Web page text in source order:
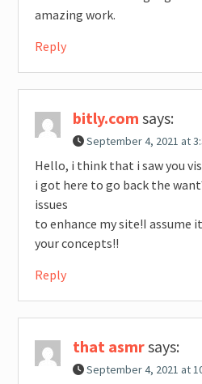
amazing work.
Reply
bitly.com says:
September 4, 2021 at
Hello, i think that i saw you
i got here to go back the
issues
to enhance my site!I assume
your concepts!!
Reply
that asmrsays:
September 4, 2021 at